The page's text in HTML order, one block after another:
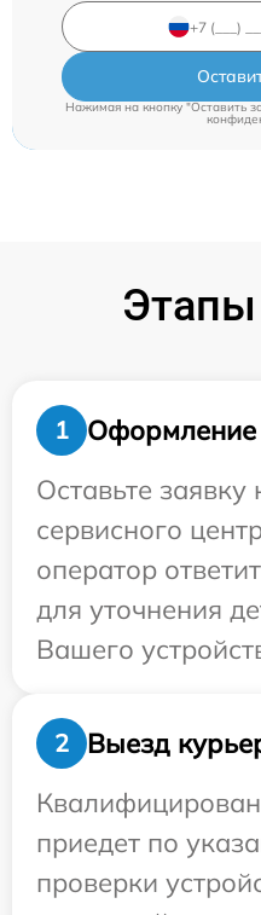
Нажимая на кнопку "Оставить
1
Оформление
Оставьте заявку
сервисного
оператор
для уточнения
Вашего
2
Выезд
приедет по
проверки